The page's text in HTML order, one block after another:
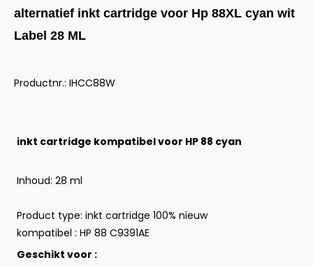
alternatief inkt cartridge voor Hp 88XL cyan wit
Label 28 ML
Productnr.: IHCC88W
inkt cartridge kompatibel voor HP 88 cyan
Inhoud: 28 ml
Product type: inkt cartridge 100% nieuw
kompatibel : HP 88 C9391AE
Geschikt voor :